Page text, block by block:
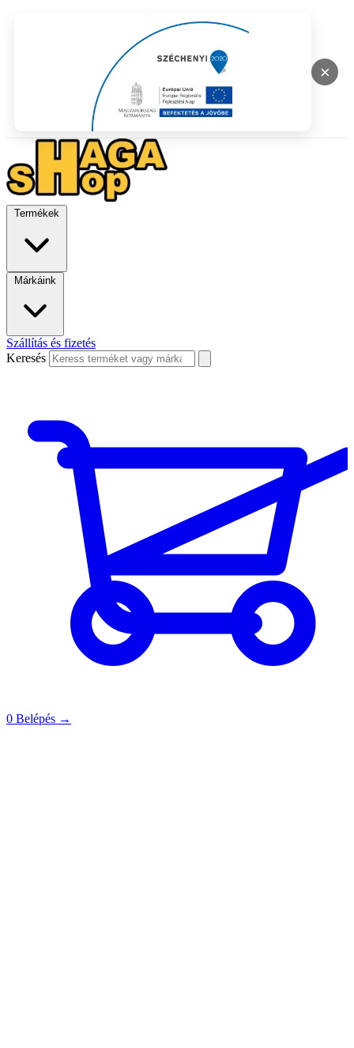
×
Termékek
Márkáink
Szállítás és fizetés
Keresés
0 Belépés →